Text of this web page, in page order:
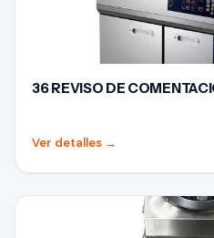
36 REVISO DE
Ver detalles →